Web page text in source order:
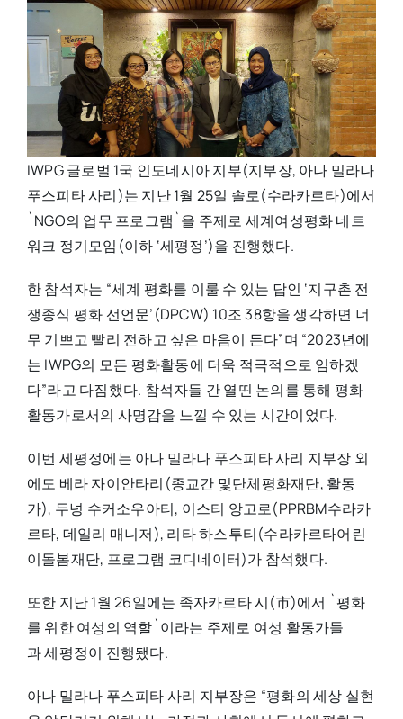
IWPG 글로벌 1국 인도네시아 지부(지부장, 아나 밀라나
푸스피타 사리)는 지난 1월 25일 솔로(수라카르타)에서
`NGO의 업무 프로그램`을 주제로 세계여성평화 네트
워크 정기모임(이하 ‘세평정’)을 진행했다.
한 참석자는 “세계 평화를 이룰 수 있는 답인 ‘지구촌 전
쟁종식 평화 선언문’(DPCW) 10조 38항을 생각하면 너
무 기쁘고 빨리 전하고 싶은 마음이 든다”며 “2023년에
는 IWPG의 모든 평화활동에 더욱 적극적으로 임하겠
다”라고 다짐했다. 참석자들 간 열띤 논의를 통해 평화
활동가로서의 사명감을 느낄 수 있는 시간이었다.
이번 세평정에는 아나 밀라나 푸스피타 사리 지부장 외
에도 베라 자이안타리(종교간 및단체평화재단, 활동
가), 두넝 수커소우아티, 이스티 앙고로(PPRBM수라카
르타, 데일리 매니저), 리타 하스투티(수라카르타어린
이돌봄재단, 프로그램 코디네이터)가 참석했다.
또한 지난 1월 26일에는 족자카르타 시(市)에서 `평화
를 위한 여성의 역할`이라는 주제로 여성 활동가들
과 세평정이 진행됐다.
아나 밀라나 푸스피타 사리 지부장은 “평화의 세상 실현